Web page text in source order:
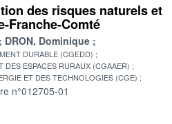
des risques naturels et
Franche-Comté
DRON, Dominique
DURABLE (CGEDD)
ESPACES RURAUX (CGAAER)
ET DES TECHNOLOGIES (CGE)
n°012705-01